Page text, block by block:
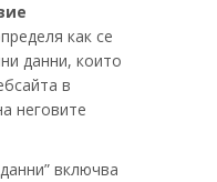
как се
данни, които
в
неговите
включва